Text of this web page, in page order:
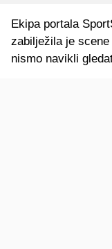
Ekipa portala
zabilježila je
nismo navikli